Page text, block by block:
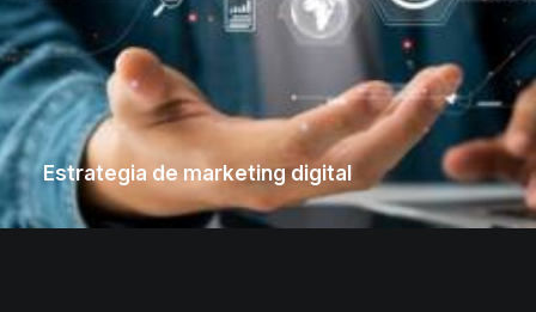
Estrategia de marketing digital